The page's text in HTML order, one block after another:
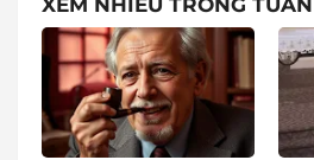
XEM NHIỀU TRONG TUẦN